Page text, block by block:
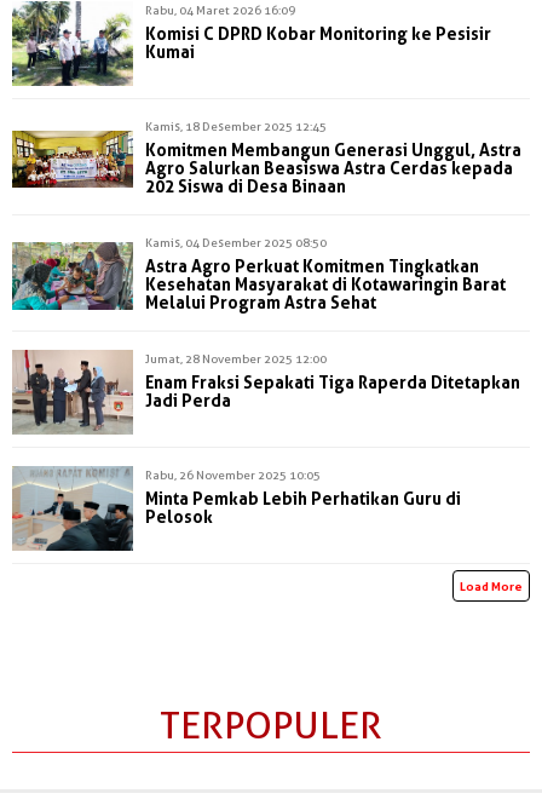
Rabu, 04 Maret 2026 16:09
Komisi C DPRD Kobar Monitoring ke Pesisir
Kumai
Kamis, 18 Desember 2025 12:45
Komitmen Membangun Generasi Unggul, Astra
Agro Salurkan Beasiswa Astra Cerdas kepada
202 Siswa di Desa Binaan
Kamis, 04 Desember 2025 08:50
Astra Agro Perkuat Komitmen Tingkatkan
Kesehatan Masyarakat di Kotawaringin Barat
Melalui Program Astra Sehat
Jumat, 28 November 2025 12:00
Enam Fraksi Sepakati Tiga Raperda Ditetapkan
Jadi Perda
Rabu, 26 November 2025 10:05
Minta Pemkab Lebih Perhatikan Guru di
Pelosok
Load More
TERPOPULER